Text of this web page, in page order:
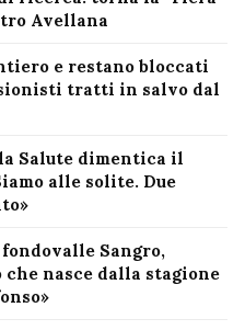
Avellana
e restano bloccati
tratti in salvo dal
Salute dimentica il
alle solite. Due
Sangro,
nasce dalla stagione